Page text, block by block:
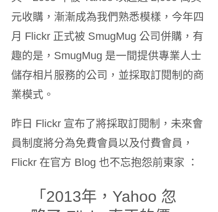
元收購，漸漸成為我們熟悉模樣，今年四
月 Flickr 正式被 SmugMug 公司併購，有
趣的是，SmugMug 是一間提供專業人士
儲存相片服務的公司，並採取訂閱制的商
業模式。
昨日 Flickr 宣布了將採取訂閱制，未來會
員制度將分為免費會員以及付費會員，
Flickr 在官方 Blog 也不忘抱怨前東家 ：
「2013年，Yahoo 忽